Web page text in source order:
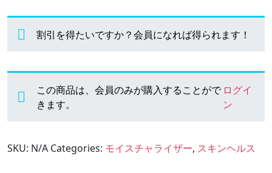
モ
イ
割引を得たいですか？会員になれば得られます！
この商品は、会員のみが購入することがで
きます。
ログイ
ン
SKU: N/A Categories: モイスチャライザー, スキンヘルス